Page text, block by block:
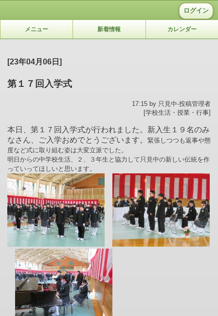
ログイン
メニュー 新着情報 カレンダー
[23年04月06日]
第１７回入学式
17:15 by 只見中-投稿管理者
[学校生活・授業・行事]
本日、第１７回入学式が行われました。新入生１９名のみ
なさん、ご入学おめでとうございます。 緊張しつつも返事や態
度など式に取り組む姿は大変立派でした。
明日からの中学校生活、２、３年生と協力して只見中の新しい伝統を作
っていってほしいと思います。